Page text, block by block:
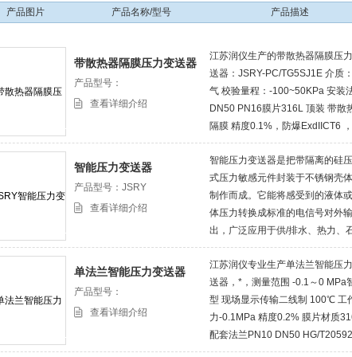
产品图片 产品名称/型号 产品描述
带散热器隔膜压力变送器
产品型号：
查看详细介绍
江苏润仪生产的带散热器隔膜压
送器：JSRY-PC/TG5SJ1E 介质
气 校验量程：-100~50KPa 安装
DN50 PN16膜片316L 顶装 带散
隔膜 精度0.1%，防爆ExdIICT6
司还生产双法兰差压变送器、单
差压变送器、液位变送器等。
智能压力变送器
产品型号：JSRY
查看详细介绍
智能压力变送器是把带隔离的硅
式压力敏感元件封装于不锈钢壳
制作而成。它能将感受到的液体
体压力转换成标准的电信号对外输
出，广泛应用于供/排水、热力、
油、化工、冶金等工业过程现场
和控制。
单法兰智能压力变送器
产品型号：
查看详细介绍
江苏润仪专业生产单法兰智能压
送器，*，测量范围 -0.1～0 MPa
型 现场显示传输二线制 100℃ 工
力-0.1MPa 精度0.2% 膜片材质
配套法兰PN10 DN50 HG/T20592
WN RF